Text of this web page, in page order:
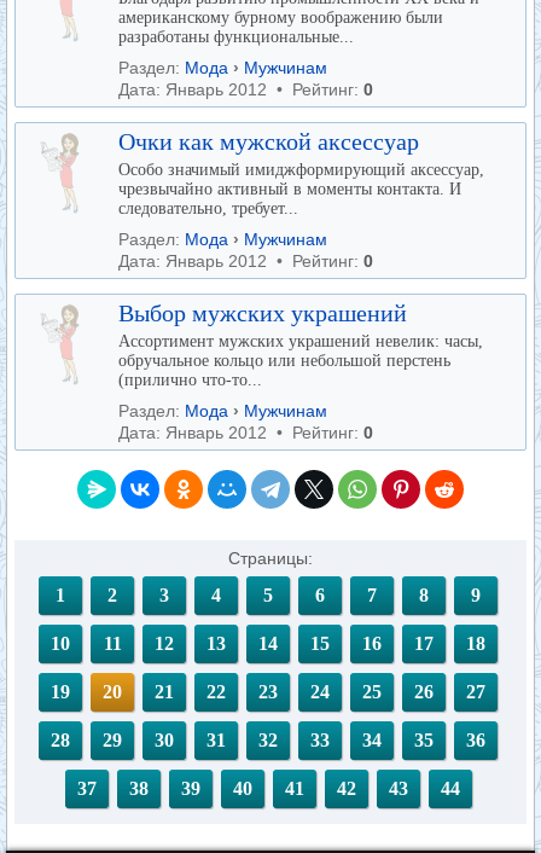
американскому бурному воображению были
разработаны функциональные...
Раздел: Мода › Мужчинам
Дата: Январь 2012 • Рейтинг: 0
Очки как мужской аксессуар
Особо значимый имиджформирующий аксессуар,
чрезвычайно активный в моменты контакта. И
следовательно, требует...
Раздел: Мода › Мужчинам
Дата: Январь 2012 • Рейтинг: 0
Выбор мужских украшений
Ассортимент мужских украшений невелик: часы,
обручальное кольцо или небольшой перстень
(прилично что-то...
Раздел: Мода › Мужчинам
Дата: Январь 2012 • Рейтинг: 0
Страницы:
1 2 3 4 5 6 7 8 9
10 11 12 13 14 15 16 17 18
19 20 21 22 23 24 25 26 27
28 29 30 31 32 33 34 35 36
37 38 39 40 41 42 43 44